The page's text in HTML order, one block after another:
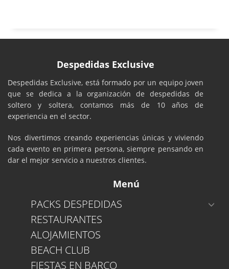
Despedidas Exclusive
Despedidas Exclusive, está formado por un equipo joven
que se dedica a la organización de despedidas de
soltero y soltera, contamos más de 10 años de
experiencia en el sector.
Nos divertimos creando experiencias únicas y viviendo
cada evento en primera persona, siempre pensando en
dar el mejor servicio a nuestros clientes.
Menú
PACKS DESPEDIDAS
RESTAURANTES
ALOJAMIENTOS
BEACH CLUB
FIESTAS EN BARCO